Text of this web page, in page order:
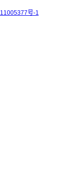
11005377号-1